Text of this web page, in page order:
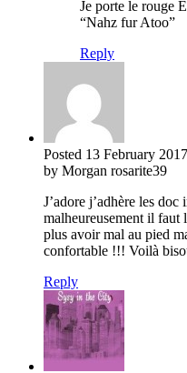
Je porte le rouge
“Nahz fur Atoo”
Reply
Posted 13 February 2017
by Morgan rosarite39
J’adore j’adhère les
malheureusement il faut
plus avoir mal au pied
confortable !!! Voilà
Reply